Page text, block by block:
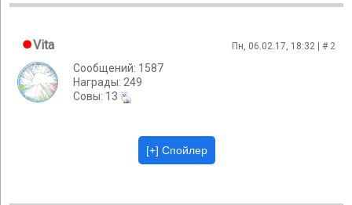
Vita Пн, 06.02.17, 18:32 | # 2
Сообщений: 1587
Награды: 249
Cовы: 13